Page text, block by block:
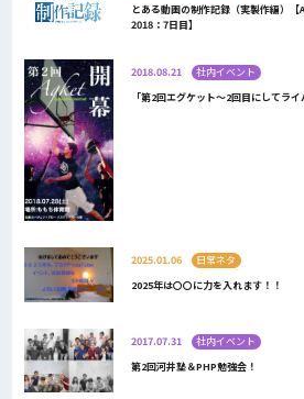
とある動画の制作記録（実製作編
2018：7日目】
2018.08.21
社内イベント
「第2回エグケット～2回目にしてライ
2025.01.06
日常ネタ
2025年は〇〇に力を入れます！！
2017.07.31
社内イベント
第2回河井塾＆PHP勉強会！